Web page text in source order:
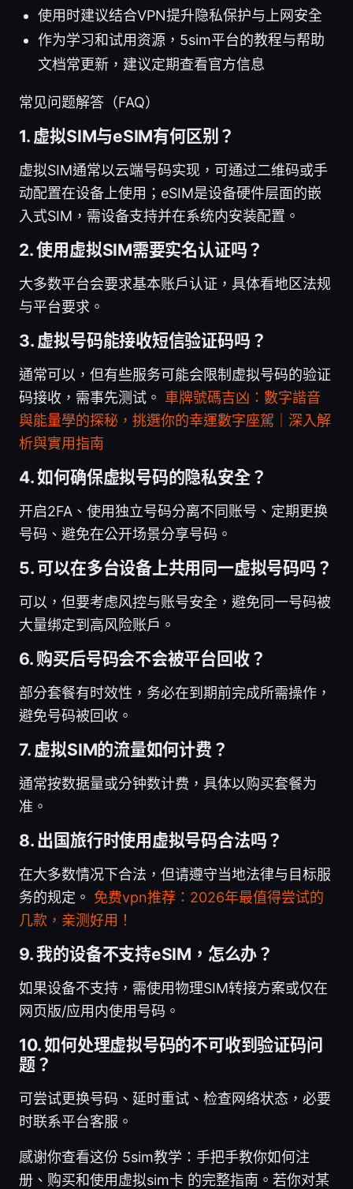
使用时建议结合VPN提升隐私保护与上网安全
作为学习和试用资源，5sim平台的教程与帮助
文档常更新，建议定期查看官方信息
常见问题解答（FAQ）
1. 虚拟SIM与eSIM有何区别？
虚拟SIM通常以云端号码实现，可通过二维码或手
动配置在设备上使用；eSIM是设备硬件层面的嵌
入式SIM，需设备支持并在系统内安装配置。
2. 使用虚拟SIM需要实名认证吗？
大多数平台会要求基本账户认证，具体看地区法规
与平台要求。
3. 虚拟号码能接收短信验证码吗？
通常可以，但有些服务可能会限制虚拟号码的验证
码接收，需事先测试。 車牌號碼吉凶：數字諧音
與能量學的探秘，挑選你的幸運數字座駕｜深入解
析與實用指南
4. 如何确保虚拟号码的隐私安全？
开启2FA、使用独立号码分离不同账号、定期更换
号码、避免在公开场景分享号码。
5. 可以在多台设备上共用同一虚拟号码吗？
可以，但要考虑风控与账号安全，避免同一号码被
大量绑定到高风险账户。
6. 购买后号码会不会被平台回收？
部分套餐有时效性，务必在到期前完成所需操作，
避免号码被回收。
7. 虚拟SIM的流量如何计费？
通常按数据量或分钟数计费，具体以购买套餐为
准。
8. 出国旅行时使用虚拟号码合法吗？
在大多数情况下合法，但请遵守当地法律与目标服
务的规定。 免费vpn推荐：2026年最值得尝试的
几款，亲测好用！
9. 我的设备不支持eSIM，怎么办？
如果设备不支持，需使用物理SIM转接方案或仅在
网页版/应用内使用号码。
10. 如何处理虚拟号码的不可收到验证码问
题？
可尝试更换号码、延时重试、检查网络状态，必要
时联系平台客服。
感谢你查看这份 5sim教学：手把手教你如何注
册、购买和使用虚拟sim卡 的完整指南。若你对某